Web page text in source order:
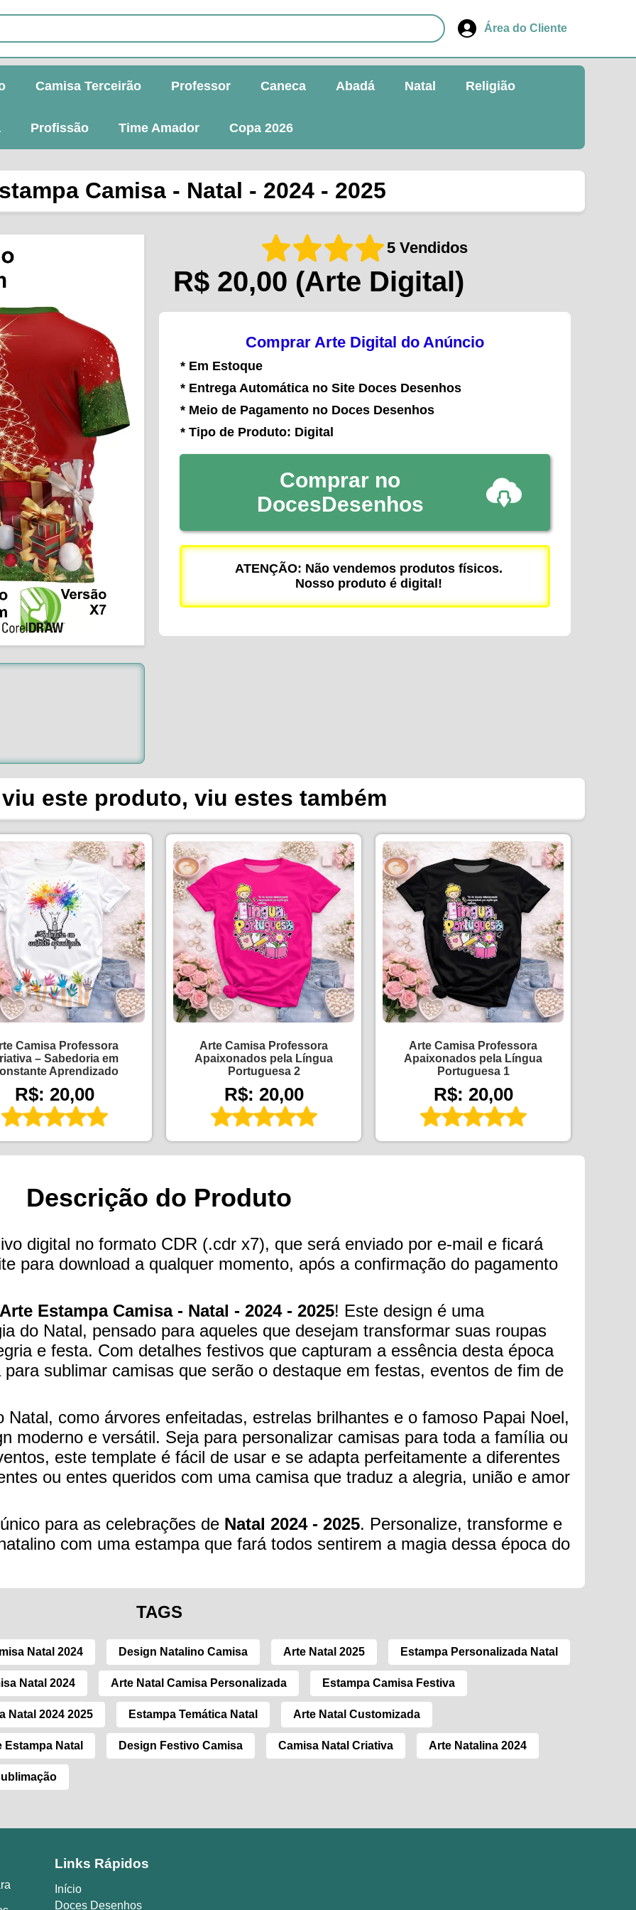
Área do Cliente
Camisa Terceirão Professor Caneca Abadá Natal Religião
Profissão Time Amador Copa 2026
Camisa - Natal - 2024 - 2025
5 Vendidos
R$ 20,00 (Arte Digital)
Comprar Arte Digital do Anúncio
* Em Estoque
* Entrega Automática no Site Doces Desenhos
* Meio de Pagamento no Doces Desenhos
* Tipo de Produto: Digital
Comprar no
DocesDesenhos
ATENÇÃO: Não vendemos produtos físicos.
Nosso produto é digital!
este produto, viu estes também
Camisa Professora
– Sabedoria em
Aprendizado
R$: 20,00
Arte Camisa Professora
Apaixonados pela Língua
Portuguesa 2
R$: 20,00
Arte Camisa Professora
Apaixonados pela Língua
Portuguesa 1
R$: 20,00
Descrição do Produto
digital no formato CDR (.cdr x7), que será enviado por e-mail e ficará
para download a qualquer momento, após a confirmação do pagamento
Arte Estampa Camisa - Natal - 2024 - 2025! Este design é uma
do Natal, pensado para aqueles que desejam transformar suas roupas
e festa. Com detalhes festivos que capturam a essência desta época
sublimar camisas que serão o destaque em festas, eventos de fim de
como árvores enfeitadas, estrelas brilhantes e o famoso Papai Noel,
moderno e versátil. Seja para personalizar camisas para toda a família ou
este template é fácil de usar e se adapta perfeitamente a diferentes
ou entes queridos com uma camisa que traduz a alegria, união e amor
para as celebrações de Natal 2024 - 2025. Personalize, transforme e
com uma estampa que fará todos sentirem a magia dessa época do
TAGS
Natal 2024 Design Natalino Camisa Arte Natal 2025 Estampa Personalizada Natal
Natal 2024 Arte Natal Camisa Personalizada Estampa Camisa Festiva
Natal 2024 2025 Estampa Temática Natal Arte Natal Customizada
Estampa Natal Design Festivo Camisa Camisa Natal Criativa Arte Natalina 2024
Links Rápidos
Início
Doces Desenhos